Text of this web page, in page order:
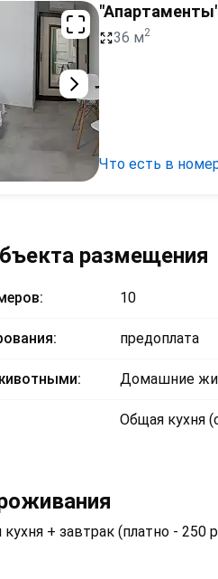
36 м2
Что есть в
размещения
10
предоплата
Домашние
Общая кухня
+ завтрак (платно - 250